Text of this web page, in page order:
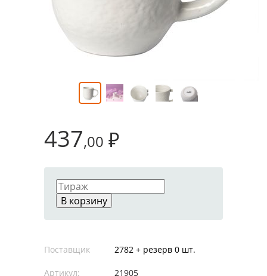
437,00 ₽
В корзину
Поставщик 2782 + резерв 0 шт.
Артикул:
21905